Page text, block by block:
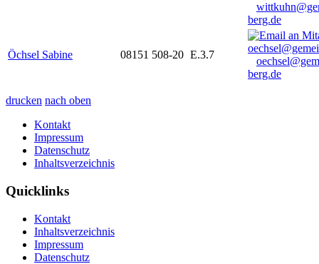
berg.de
Öchsel Sabine 08151 508-20 E.3.7
berg.de
drucken nach oben
Kontakt
Impressum
Datenschutz
Inhaltsverzeichnis
Quicklinks
Kontakt
Inhaltsverzeichnis
Impressum
Datenschutz